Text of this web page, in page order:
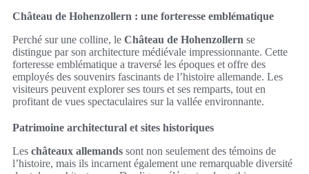
Château de Hohenzollern : une forteresse emblématique
Perché sur une colline, le Château de Hohenzollern se
distingue par son architecture médiévale impressionnante. Cette
forteresse emblématique a traversé les époques et offre des
employés des souvenirs fascinants de l’histoire allemande. Les
visiteurs peuvent explorer ses tours et ses remparts, tout en
profitant de vues spectaculaires sur la vallée environnante.
Patrimoine architectural et sites historiques
Les châteaux allemands sont non seulement des témoins de
l’histoire, mais ils incarnent également une remarquable diversité